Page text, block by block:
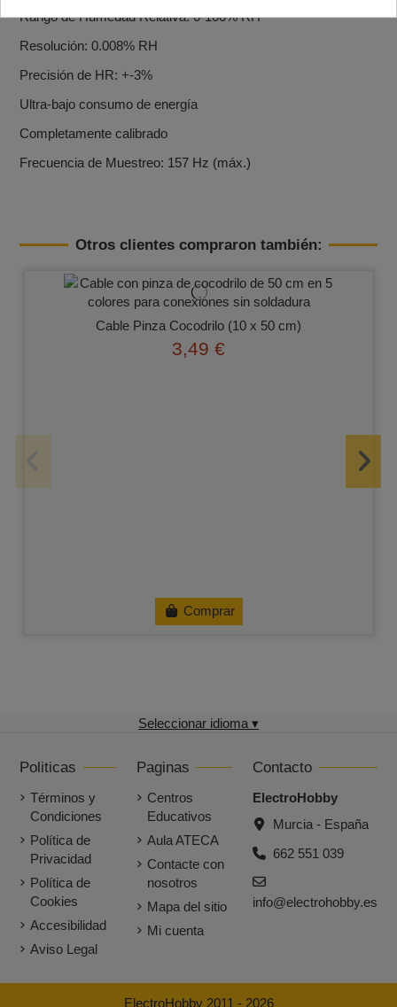
Rango de Humedad Relativa: 0-100% RH
Resolución: 0.008% RH
Precisión de HR: +-3%
Ultra-bajo consumo de energía
Completamente calibrado
Frecuencia de Muestreo: 157 Hz (máx.)
Otros clientes compraron también:
Cable Pinza Cocodrilo (10 x 50 cm)
3,49 €
Comprar
Seleccionar idioma ▾
Politicas
Términos y
Condiciones
Política de
Privacidad
Política de
Cookies
Accesibilidad
Aviso Legal
Paginas
Centros
Educativos
Aula ATECA
Contacte con
nosotros
Mapa del sitio
Mi cuenta
Contacto
ElectroHobby
Murcia - España
662 551 039
info@electrohobby.es
ElectroHobby 2011 - 2026